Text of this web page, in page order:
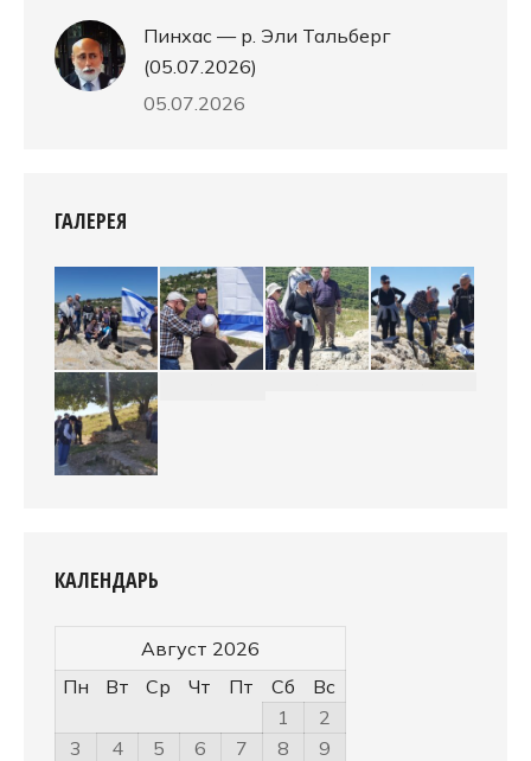
Пинхас — р. Эли Тальберг
(05.07.2026)
05.07.2026
ГАЛЕРЕЯ
КАЛЕНДАРЬ
Август 2026
Пн
Вт Ср Чт Пт Сб
Вс
1
2
3
4 5 6 7 8
9